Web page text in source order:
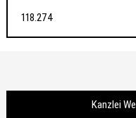
118.274
Kanzlei